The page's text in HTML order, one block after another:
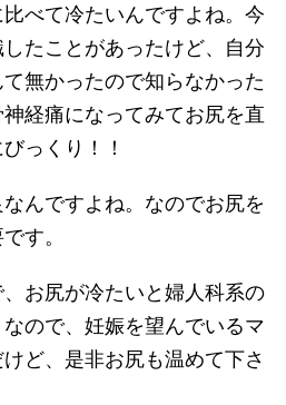
べて冷たいんですよね。今
たことがあったけど、自分
無かったので知らなかった
経痛になってみてお尻を直
っくり！！
んですよね。なのでお尻を
す。
お尻が冷たいと婦人科系の
ので、妊娠を望んでいるマ
ど、是非お尻も温めて下さ